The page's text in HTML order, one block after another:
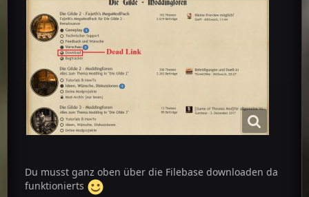
Du musst ganz oben über die Filebase downloaden da
funktionierts